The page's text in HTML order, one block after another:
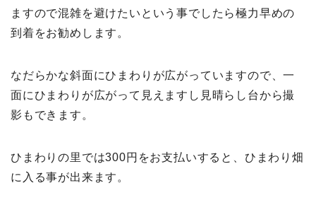
ますので混雑を避けたいという事でしたら極力早めの
到着をお勧めします。
なだらかな斜面にひまわりが広がっていますので、一
面にひまわりが広がって見えますし見晴らし台から撮
影もできます。
ひまわりの里では300円をお支払いすると、ひまわり畑
に入る事が出来ます。